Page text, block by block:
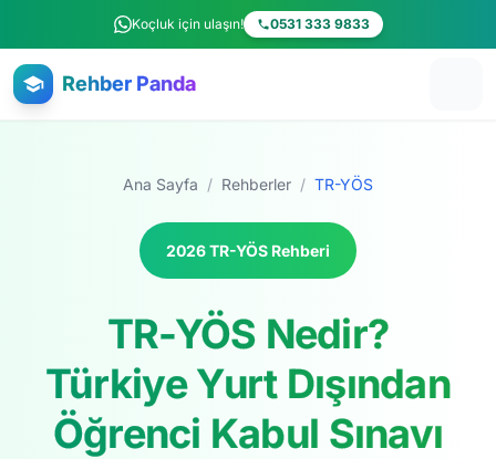
Ana içeriğe atlaKoçluk için ulaşın! 0531 333 9833
Rehber Panda
Ana Sayfa / Rehberler / TR-YÖS
2026 TR-YÖS Rehberi
TR-YÖS Nedir?
Türkiye Yurt Dışından
Öğrenci Kabul Sınavı